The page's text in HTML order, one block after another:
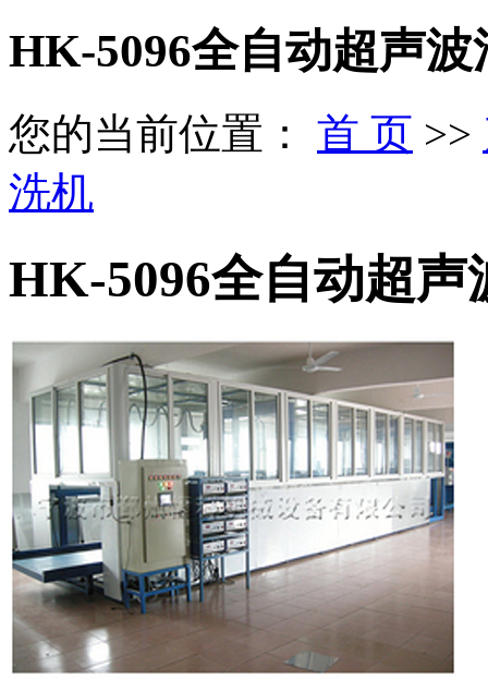
HK-5096全自动超声波
您的当前位置： 首 页 >>
洗机
HK-5096全自动超声